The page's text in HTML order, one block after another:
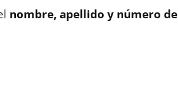
nombre, apellido y número de